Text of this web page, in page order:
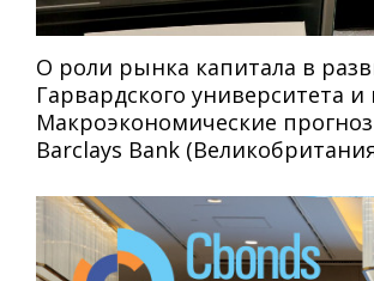
О роли рынка капитала в
Гарвардского университета
Макроэкономические
Barclays Bank